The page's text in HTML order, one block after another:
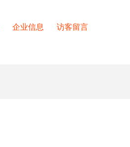
企业信息 访客留言